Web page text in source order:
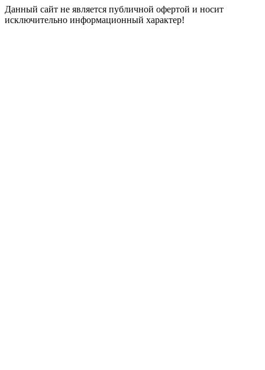
Данный сайт не является публичной офертой и носит
исключительно информационный характер!